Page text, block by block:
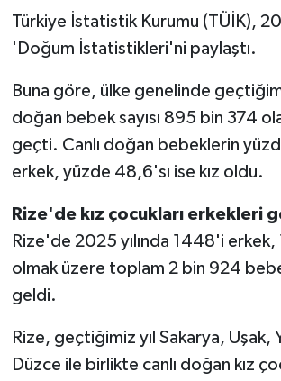
Türkiye İstatistik Kurumu (TÜİK),
'Doğum İstatistikleri'ni paylaştı.
Buna göre, ülke genelinde
doğan bebek sayısı 895 bin 374
geçti. Canlı doğan bebeklerin
erkek, yüzde 48,6'sı ise kız oldu.
Rize'de kız çocukları erkekleri
Rize'de 2025 yılında 1448'i erkek,
olmak üzere toplam 2 bin 924
geldi.
Rize, geçtiğimiz yıl Sakarya, Uşak,
Düzce ile birlikte canlı doğan kız